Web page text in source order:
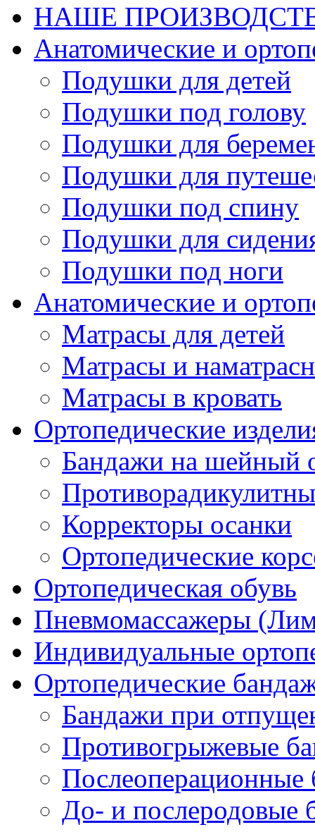
НАШЕ
Анатомические и
Подушки для детей
Подушки под голову
Подушки для
Подушки для
Подушки под спину
Подушки для
Подушки под ноги
Анатомические и
Матрасы для детей
Матрасы и
Матрасы в кровать
Ортопедические
Бандажи на шейный
Корректоры осанки
Ортопедические
Ортопедическая обувь
Пневмомассажеры
Индивидуальные
Ортопедические
Бандажи при
Противогрыжевые
Послеоперационные
До- и послеродовые